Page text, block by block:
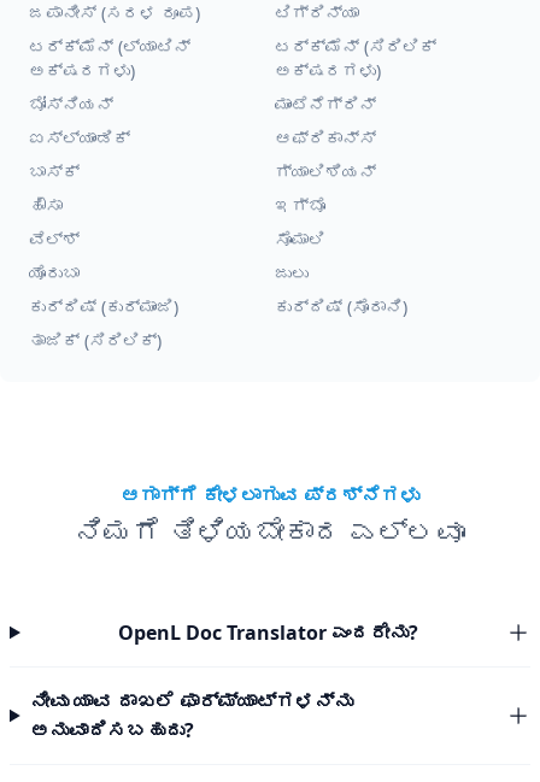
ಜಪಾನೀಸ್ (ಸರಳ ರೂಪ)
ಟಿಗ್ರಿನ್ಯಾ
ಟರ್ಕ್ಮೆನ್ (ಲ್ಯಾಟಿನ್
ಅಕ್ಷರಗಳು)
ಟರ್ಕ್ಮೆನ್ (ಸಿರಿಲಿಕ್
ಅಕ್ಷರಗಳು)
ಬೋಸ್ನಿಯನ್
ಮಾಂಟೆನೆಗ್ರಿನ್
ಐಸ್ಲ್ಯಾಂಡಿಕ್
ಆಫ್ರಿಕಾನ್ಸ್
ಬಾಸ್ಕ್
ಗ್ಯಾಲಿಶಿಯನ್
ಹೌಸಾ
ಇಗ್ಬೊ
ವೆಲ್ಶ್
ಸೊಮಾಲಿ
ಯೊರುಬಾ
ಜುಲು
ಕುರ್ದಿಷ್ (ಕುರ್ಮಾಂಜಿ)
ಕುರ್ದಿಷ್ (ಸೊರಾನಿ)
ತಾಜಿಕ್ (ಸಿರಿಲಿಕ್)
ಆಗಾಗ್ಗೆ ಕೇಳಲಾಗುವ ಪ್ರಶ್ನೆಗಳು
ನಿಮಗೆ ತಿಳಿಯಬೇಕಾದ ಎಲ್ಲವೂ
OpenL Doc Translator ಎಂದರೇನು?
ನೀವು ಯಾವ ದಾಖಲೆ ಫಾರ್ಮ್ಯಾಟ್‌ಗಳನ್ನು
ಅನುವಾದಿಸಬಹುದು?